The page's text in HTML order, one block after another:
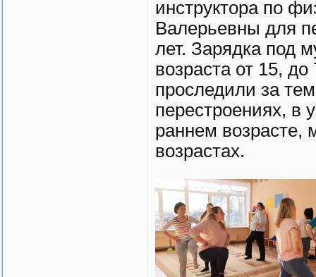
инструктора по
Валерьевны для
лет. Зарядка под
возраста от 15,
проследили за
перестроениях, в
раннем
возрастах.